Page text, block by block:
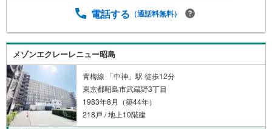
電話する （通話料無料）
メゾンエクレーレニュー昭島
青梅線 「中神」駅 徒歩12分
東京都昭島市武蔵野3丁目
1983年8月（築44年）
218戸 / 地上10階建